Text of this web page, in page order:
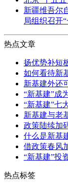
新疆维吾尔
局组织召开
热点文章
扬优势补短
如何看待新
新基建外还
“新基建”成
“新基建”七
新基建与老
政策陆续加
什么是新基
借政策春风
“新基建”投
热点标签